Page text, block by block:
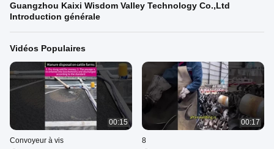
Guangzhou Kaixi Wisdom Valley Technology Co.,Ltd
Introduction générale
Vidéos Populaires
00:15
Convoyeur à vis
00:17
8